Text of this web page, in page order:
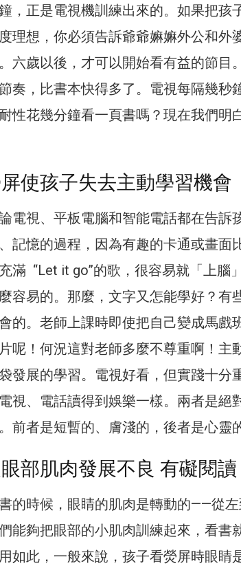
，正是電視機訓練出來的。如果把孩
理想，你必須告訴爺爺嫲嫲外公和外
六歲以後，才可以開始看有益的節目
奏，比書本快得多了。電視每隔幾秒
性花幾分鐘看一頁書嗎？現在我們明
使孩子失去主動學習機會
電視、平板電腦和智能電話都在告訴
記憶的過程，因為有趣的卡通或畫面
滿 “Let it go”的歌，很容易就「上腦
容易的。那麼，文字又怎能學好？有
的。老師上課時即使把自己變成馬戲
呢！何況這對老師多麼不尊重啊！主
發展的學習。電視好看，但實踐十分
視、電話讀得到娛樂一樣。兩者是絕
前者是短暫的、膚淺的，後者是心靈
部肌肉發展不良 有礙閱讀
的時候，眼睛的肌肉是轉動的——從左
能夠把眼部的小肌肉訓練起來，看書
如此，一般來說，孩子看熒屏時眼睛